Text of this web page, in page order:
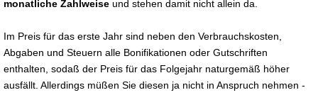
monatliche Zahlweise und stehen damit nicht allein da.
Im Preis für das erste Jahr sind neben den Verbrauchskosten,
Abgaben und Steuern alle Bonifikationen oder Gutschriften
enthalten, sodaß der Preis für das Folgejahr naturgemäß höher
ausfällt. Allerdings müßen Sie diesen ja nicht in Anspruch nehmen -